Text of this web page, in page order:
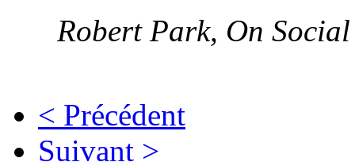
Robert Park, On
< Précédent
Suivant >